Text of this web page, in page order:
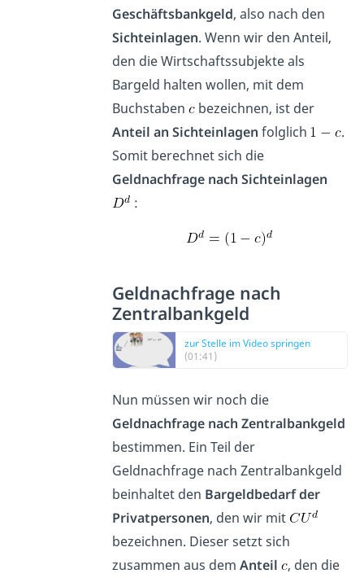
Geschäftsbankgeld, also nach den
Sichteinlagen. Wenn wir den Anteil,
den die Wirtschaftssubjekte als
Bargeld halten wollen, mit dem
Buchstaben bezeichnen, ist der
Anteil an Sichteinlagen folglich
.
Somit berechnet sich die
Geldnachfrage nach Sichteinlagen
:
Geldnachfrage nach
Zentralbankgeld
zur Stelle im Video springen
(01:41)
Nun müssen wir noch die
Geldnachfrage nach Zentralbankgeld
bestimmen. Ein Teil der
Geldnachfrage nach Zentralbankgeld
beinhaltet den Bargeldbedarf der
Privatpersonen, den wir mit
bezeichnen. Dieser setzt sich
zusammen aus dem Anteil , den die